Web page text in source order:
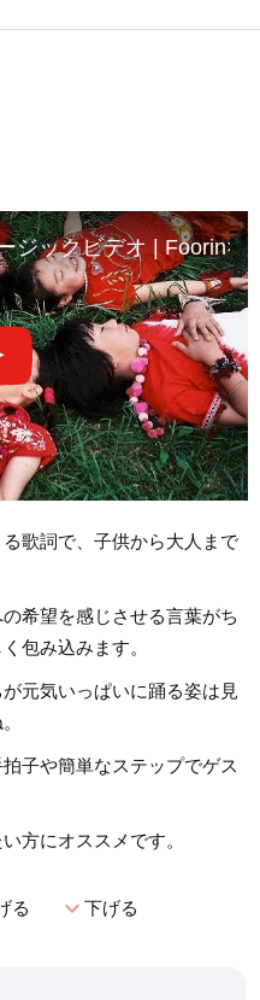
ジックビデオ | Foorin×
歌詞で、子供から大人まで
希望を感じさせる言葉がち
包み込みます。
元気いっぱいに踊る姿は見
子や簡単なステップでゲス
方にオススメです。
る expand_more下げる